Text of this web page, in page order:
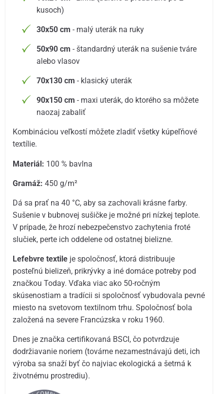
kusoch)
30x50 cm - malý uterák na ruky
50x90 cm - štandardný uterák na sušenie tváre
alebo vlasov
70x130 cm - klasický uterák
90x150 cm - maxi uterák, do ktorého sa môžete
naozaj zabaliť
Kombináciou veľkostí môžete zladiť všetky kúpeľňové
textílie.
Materiál: 100 % bavlna
Gramáž: 450 g/m²
Dá sa prať na 40 °C, aby sa zachovali krásne farby.
Sušenie v bubnovej sušičke je možné pri nízkej teplote.
V prípade, že hrozí nebezpečenstvo zachytenia froté
slučiek, perte ich oddelene od ostatnej bielizne.
Lefebvre textile je spoločnosť, ktorá distribuuje
posteľnú bielizeň, prikrývky a iné domáce potreby pod
značkou Today. Vďaka viac ako 50-ročným
skúsenostiam a tradícii si spoločnosť vybudovala pevné
miesto na svetovom textilnom trhu. Spoločnosť bola
založená na severe Francúzska v roku 1960.
Dnes je značka certifikovaná BSCI, čo potvrdzuje
dodržiavanie noriem (továrne nezamestnávajú deti, ich
výroba sa snaží byť čo najviac ekologická a šetrná k
životnému prostrediu).